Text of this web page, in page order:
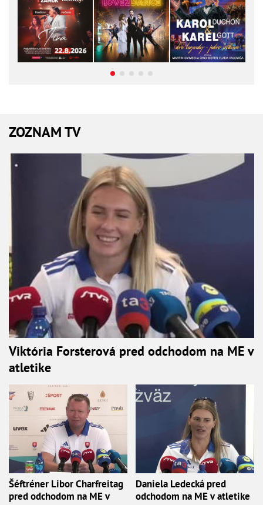
ZOZNAM TV
Viktória Forsterová pred odchodom na ME v
atletike
Šéftréner Libor Charfreitag
pred odchodom na ME v
Daniela Ledecká pred
odchodom na ME v atletike